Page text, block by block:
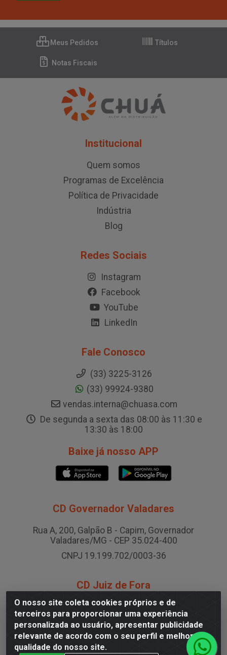
O nosso site coleta cookies próprios e de
terceiros para proporcionar uma experiência
personalizada ao usuário, apresentar publicidade
relevante de acordo com o seu perfil e melhorar a
qualidade do nosso site.
Meus Pedidos Títulos
Notas Fiscais
Institucional
Quem somos
Programas de Excelência
Política de Privacidade
Indústria
Blog
Redes Sociais
Instagram
Facebook
YouTube
LinkedIn
Fale Conosco
(33) 3225-3126
(33) 99924-9380
vendas.interna@chuasa.com
De segunda a sexta das 08:00 às 11:30 e
13:30 às 18:00
Baixe já nosso APP
CD Governador Valadares
Rua A, 200, Galpão B - Capim, Governador
Valadares/MG - CEP 35.024-400
CNPJ 19.199.702/0003-36
CD Juiz de Fora
Rodovia BR-040 , Nº 0, Área B2 Condominio Brasil
LOG - São Pedro, Juiz de Fora/MG
CNPJ 19.199.702/0005-06